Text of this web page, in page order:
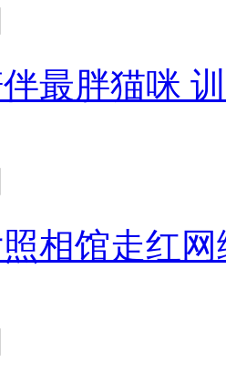
最胖猫咪
相馆走红网